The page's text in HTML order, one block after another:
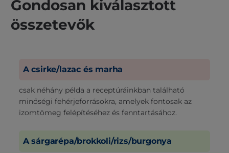
Gondosan kiválasztott
összetevők
A csirke/lazac és marha
csak néhány példa a receptúráinkban található
minőségi fehérjeforrásokra, amelyek fontosak az
izomtömeg felépítéséhez és fenntartásához.
A sárgarépa/brokkoli/rizs/burgonya